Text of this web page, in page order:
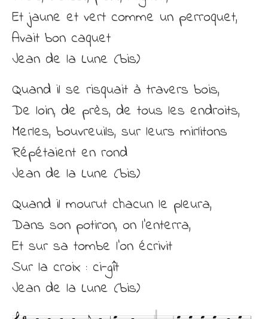
Et jaune et vert comme un perroquet,
Avait bon caquet
Jean de la Lune (bis)
Quand il se risquait à travers bois,
De loin, de près, de tous les endroits,
Merles, bouvreuils, sur leurs mirlitons
Répétaient en rond
Jean de la Lune (bis)
Quand il mourut chacun le pleura,
Dans son potiron, on l’enterra,
Et sur sa tombe l’on écrivit
Sur la croix : ci-gît
Jean de la Lune (bis)